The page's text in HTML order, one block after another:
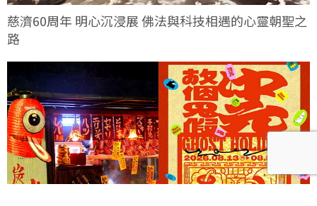
慈濟60周年 明心沉浸展 佛法與科技相遇的心靈朝聖之
路